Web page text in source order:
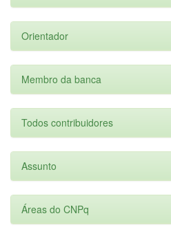
Orientador
Membro da banca
Todos contribuidores
Assunto
Áreas do CNPq